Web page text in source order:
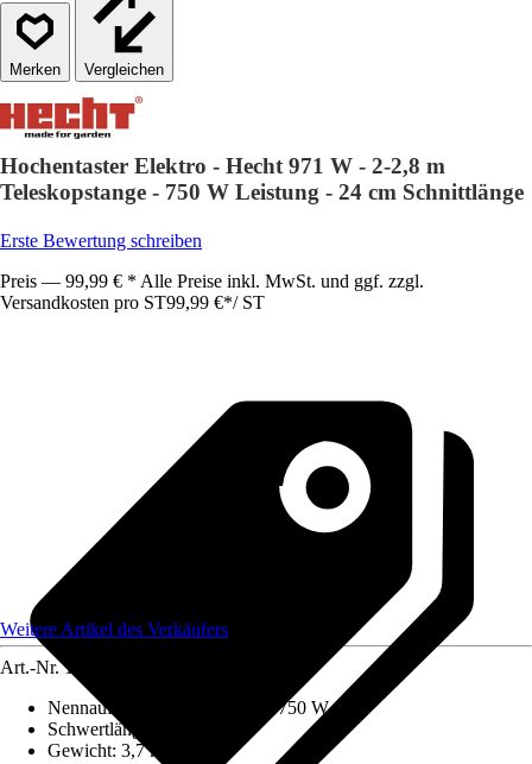
Vergleichen
Hochentaster Elektro - Hecht 971 W - 2-2,8 m
Teleskopstange - 750 W Leistung - 24 cm Schnittlänge
Erste Bewertung schreiben
Preis — 99,99 € * Alle Preise inkl. MwSt. und ggf. zzgl.
Versandkosten pro ST99,99 €*/ ST
Weitere Artikel des Verkäufers
Art.-Nr. 12613375
Nennaufnahmeleistung
0 W - 750 W
Schwertlänge
Gewicht: 3,7 kg